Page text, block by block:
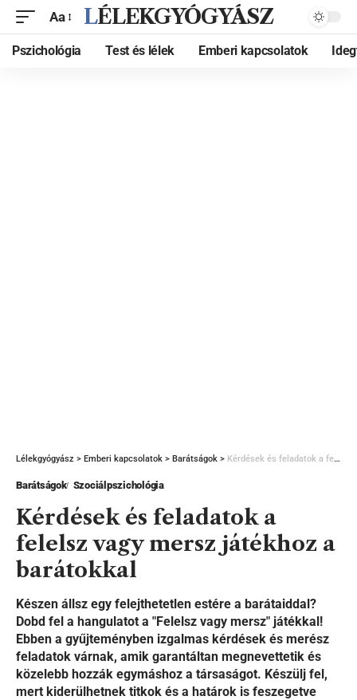
Aa LÉLEKGYÓGYÁSZ
Pszichológia Test és lélek Emberi kapcsolatok
Lélekgyógyász > Emberi kapcsolatok > Barátságok > Kérdések és feladatok a felelsz vagy mersz játékhoz a barátokkal
Barátságok Szociálpszichológia
Kérdések és feladatok a
felelsz vagy mersz játékhoz a
barátokkal
Készen állsz egy felejthetetlen estére a barátaiddal?
Dobd fel a hangulatot a "Felelsz vagy mersz" játékkal!
Ebben a gyűjteményben izgalmas kérdések és merész
feladatok várnak, amik garantáltan megnevettetik és
közelebb hozzák egymáshoz a társaságot. Készülj fel,
mert kiderülhetnek titkok és a határok is feszegetve